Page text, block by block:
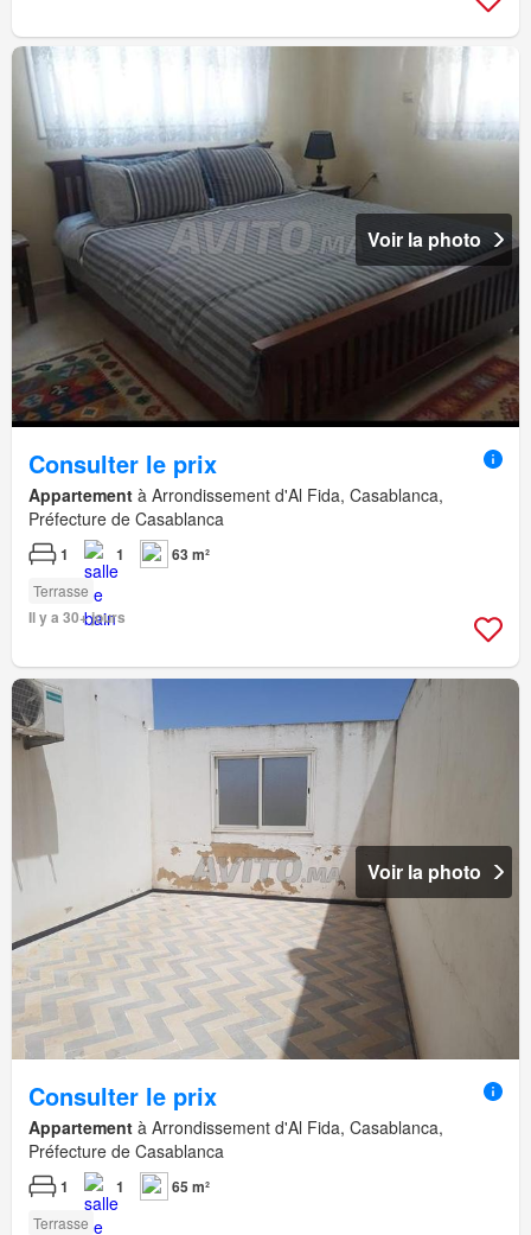
Voir la photo
Consulter le prix
Appartement à Arrondissement d'Al Fida, Casablanca,
Préfecture de Casablanca
1 1 63 m²
Terrasse
Il y a 30+ jours
Voir la photo
Consulter le prix
Appartement à Arrondissement d'Al Fida, Casablanca,
Préfecture de Casablanca
1 1 65 m²
Terrasse